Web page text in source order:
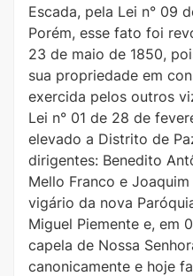
Escada, pela Lei n° 09
Porém, esse fato foi
23 de maio de 1850,
sua propriedade em
exercida pelos outros
Lei n° 01 de 28 de
elevado a Distrito de
dirigentes: Benedito
Mello Franco e
vigário da nova
Miguel Piemente e, em
capela de Nossa
canonicamente e hoje